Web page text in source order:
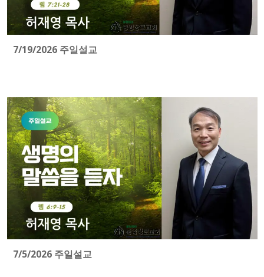
7/19/2026 주일설교
7/5/2026 주일설교